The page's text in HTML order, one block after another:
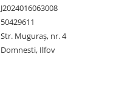
J2024016063008
50429611
Str. Muguraș, nr. 4
Domnesti, Ilfov